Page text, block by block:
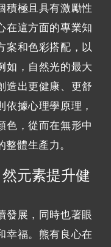
積極且具有激勵性
在這方面的專業知
案和色彩搭配，以
如，自然光的最大
造出更健康、更舒
據心理學原理，
色，從而在無形中
體生產力。
元素提升健
發展，同時也著眼
幸福。熊有良心在